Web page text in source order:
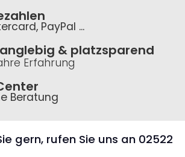
PayPal ...
& platzsparend
Erfahrung
Beratung
gern, rufen Sie uns an 02522